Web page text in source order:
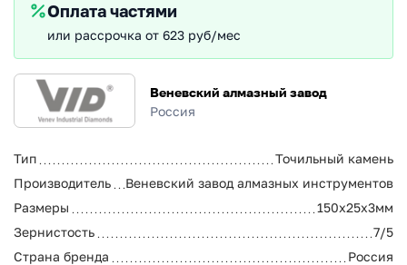
Веневский алмазный завод
Россия
Тип
Точильный камень
Производитель
Веневский завод алмазных инструментов
Размеры
150х25х3мм
Зернистость
7/5
Страна бренда
Россия
Оплата частями
или рассрочка от 623 руб/мес